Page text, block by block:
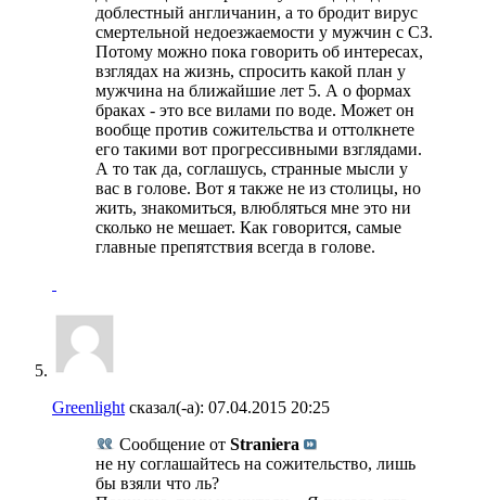
доблестный англичанин, а то бродит вирус
смертельной недоезжаемости у мужчин с СЗ.
Потому можно пока говорить об интересах,
взглядах на жизнь, спросить какой план у
мужчина на ближайшие лет 5. А о формах
браках - это все вилами по воде. Может он
вообще против сожительства и оттолкнете
его такими вот прогрессивными взглядами.
А то так да, соглашусь, странные мысли у
вас в голове. Вот я также не из столицы, но
жить, знакомиться, влюбляться мне это ни
сколько не мешает. Как говорится, самые
главные препятствия всегда в голове.
Greenlight сказал(-а): 07.04.2015 20:25
Сообщение от Straniera
не ну соглашайтесь на сожительство, лишь
бы взяли что ль?